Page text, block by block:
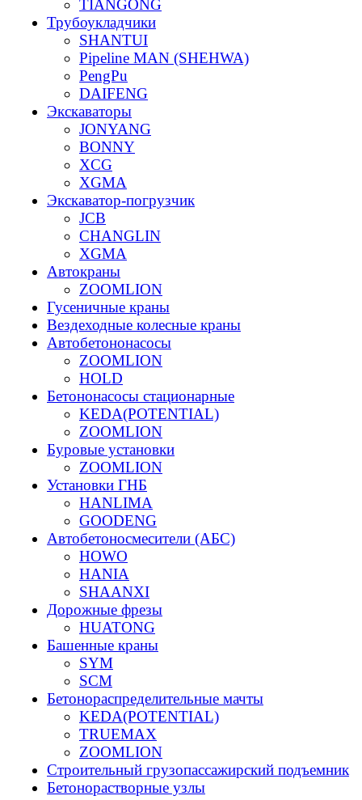
TIANGONG
Трубоукладчики
SHANTUI
Pipeline MAN (SHEHWA)
PengPu
DAIFENG
Экскаваторы
JONYANG
BONNY
XCG
XGMA
Экскаватор-погрузчик
JCB
CHANGLIN
XGMA
Автокраны
ZOOMLION
Гусеничные краны
Вездеходные колесные краны
Автобетононасосы
ZOOMLION
HOLD
Бетононасосы стационарные
KEDA(POTENTIAL)
ZOOMLION
Буровые установки
ZOOMLION
Установки ГНБ
HANLIMA
GOODENG
Автобетоносмесители (АБС)
HOWO
HANIA
SHAANXI
Дорожные фрезы
HUATONG
Башенные краны
SYM
SCM
Бетонораспределительные мачты
KEDA(POTENTIAL)
TRUEMAX
ZOOMLION
Строительный грузопассажирский подъемник
Бетонорастворные узлы